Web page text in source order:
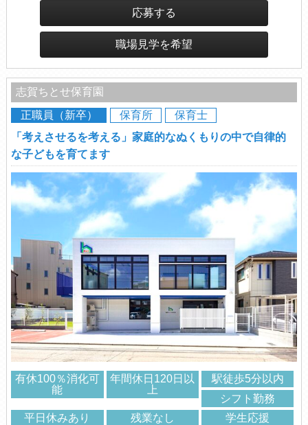
応募する
職場見学を希望
志賀ちとせ保育園
正職員（新卒）
保育所
保育士
「考えさせるを考える」家庭的なぬくもりの中で自律的
な子どもを育てます
有休100％消化可
能
年間休日120日以
上
駅徒歩5分以内
シフト勤務
平日休みあり
残業なし
学生応援